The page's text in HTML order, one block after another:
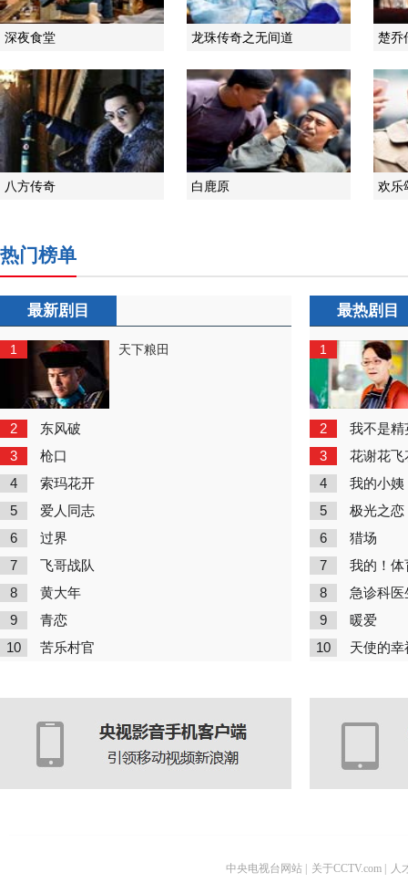
深夜食堂 龙珠传奇之无间道 楚乔
八方传奇 白鹿原 欢乐
热门榜单
最新剧目
1 天下粮田
2 东风破
3 枪口
4 索玛花开
5 爱人同志
6 过界
7 飞哥战队
8 黄大年
9 青恋
10 苦乐村官
最热剧目
1
2 我不是精
3 花谢花飞
4 我的小姨
5 极光之恋
6 猎场
7 我的！体
8 急诊科医
9 暖爱
10 天使的幸
中央电视台网站 关于CCTV.com 人